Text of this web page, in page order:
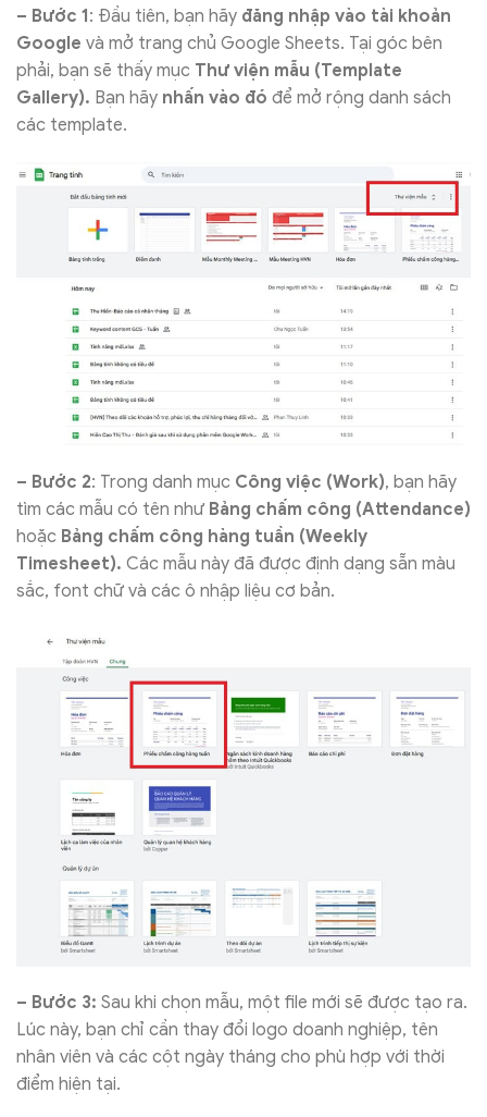
– Bước 1: Đầu tiên, bạn hãy đăng nhập vào tài khoản
Google và mở trang chủ Google Sheets. Tại góc bên
phải, bạn sẽ thấy mục Thư viện mẫu (Template
Gallery). Bạn hãy nhấn vào đó để mở rộng danh sách
các template.
– Bước 2: Trong danh mục Công việc (Work), bạn hãy
tìm các mẫu có tên như Bảng chấm công (Attendance)
hoặc Bảng chấm công hàng tuần (Weekly
Timesheet). Các mẫu này đã được định dạng sẵn màu
sắc, font chữ và các ô nhập liệu cơ bản.
– Bước 3: Sau khi chọn mẫu, một file mới sẽ được tạo ra.
Lúc này, bạn chỉ cần thay đổi logo doanh nghiệp, tên
nhân viên và các cột ngày tháng cho phù hợp với thời
điểm hiện tại.